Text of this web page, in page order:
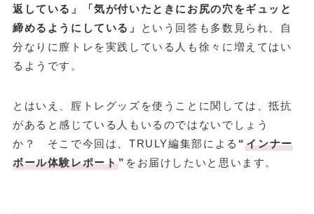
返している」「気が付いたときにお尻の穴をギュッと
締めるようにしている」
という回答も多数見られ、自
分なりに膣トレを実践している人も徐々に増えてはい
るようです。
とはいえ、腟トレグッズを使うことに関しては、抵抗
があると感じている人もいるのではないでしょう
か？ そこで今回は、TRULY編集部による “インナー
ボール体験レポート” をお届けしたいと思います。